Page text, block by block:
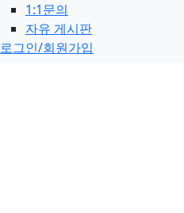
1:1문의
자유 게시판
로그인/회원가입